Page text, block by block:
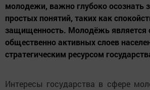
молодежи, важно глубоко осознать
простых понятий, таких как
защищенность. Молодёжь является
общественно активных слоев
стратегическим ресурсом
Интересы государства в сфере